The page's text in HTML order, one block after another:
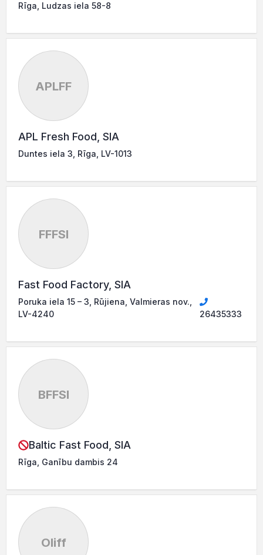
Rīga, Ludzas iela 58-8
APLFF
APL Fresh Food, SIA
Duntes iela 3, Rīga, LV-1013
FFFSI
Fast Food Factory, SIA
Poruka iela 15 – 3, Rūjiena, Valmieras nov.,
LV-4240
26435333
BFFSI
Baltic Fast Food, SIA
Rīga, Ganību dambis 24
Oliff